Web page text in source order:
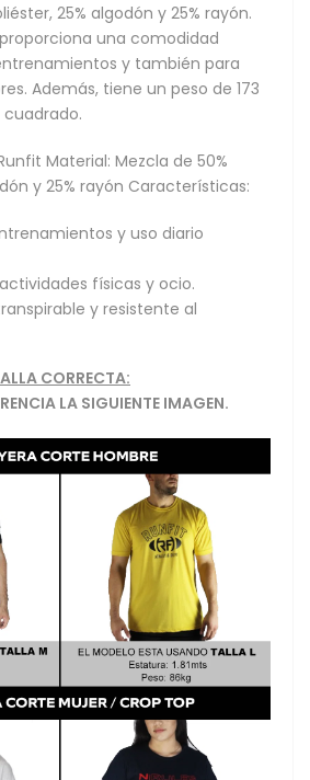
25% algodón y 25% rayón.
una comodidad
y también para
Además, tiene un peso de 173
Material: Mezcla de 50%
y 25% rayón Características:
y uso diario
físicas y ocio.
y resistente al
CORRECTA:
LA SIGUIENTE IMAGEN.